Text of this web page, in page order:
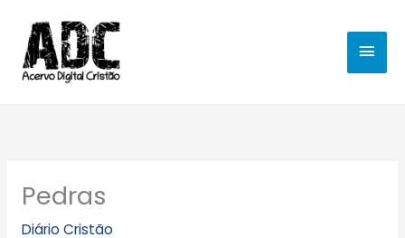
para
conteúdo
Pedras
Diário Cristão